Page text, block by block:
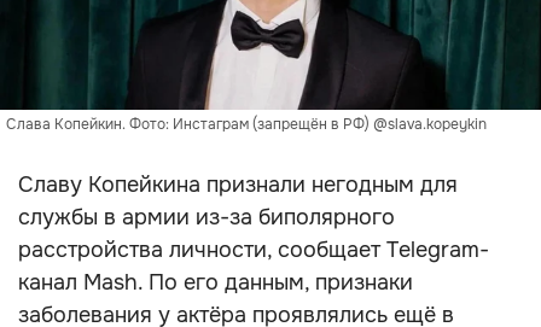
Слава Копейкин. Фото: Инстаграм (запрещён в РФ) @slava.kopeykin
Славу Копейкина признали негодным для
службы в армии из-за биполярного
расстройства личности, сообщает Telegram-
канал Mash. По его данным, признаки
заболевания у актёра проявлялись ещё в